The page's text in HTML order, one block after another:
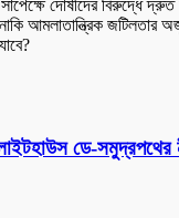
দোষীদের বিরুদ্ধে
আমলাতান্ত্রিক জটিলতার
ডে-সমুদ্রপথের